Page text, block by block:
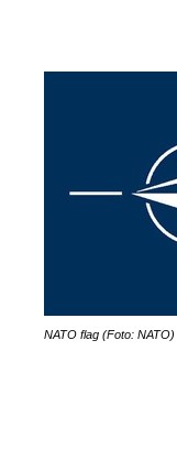
NATO flag (Foto: NATO)